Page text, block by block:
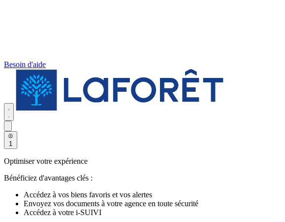
Besoin d'aide
1
Optimiser votre expérience
Bénéficiez d'avantages clés :
Accédez à vos biens favoris et vos alertes
Envoyez vos documents à votre agence en toute sécurité
Accédez à votre i-SUIVI